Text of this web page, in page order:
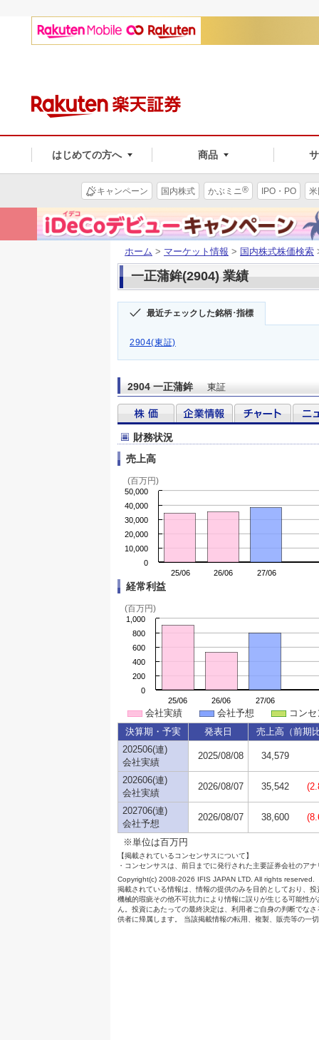
はじめての方へ 商品
キャンペーン 国内株式 かぶミニ® IPO・PO
ホーム > マーケット情報 > 国内株式株価検索
一正蒲鉾(2904) 業績
最近チェックした銘柄･指標
2904(東証)
2904 一正蒲鉾 東証